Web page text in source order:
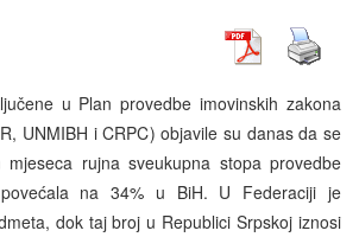
u Plan provedbe imovinskih zakona
UNMIBH i CRPC) objavile su danas da se
rujna sveukupna stopa provedbe
na 34% u BiH. U Federaciji je
dok taj broj u Republici Srpskoj iznosi